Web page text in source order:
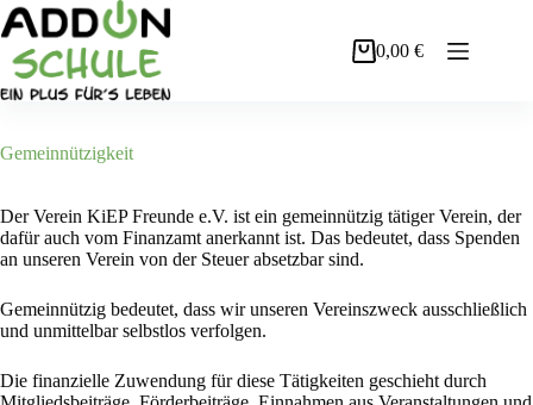
Zum
Inhalt
springen
Warenkorb
0,00€
Gemeinnützigkeit
Der Verein KiEP Freunde e.V. ist ein gemeinnützig tätiger Verein, der
dafür auch vom Finanzamt anerkannt ist. Das bedeutet, dass Spenden
an unseren Verein von der Steuer absetzbar sind.
Gemeinnützig bedeutet, dass wir unseren Vereinszweck ausschließlich
und unmittelbar selbstlos verfolgen.
Die finanzielle Zuwendung für diese Tätigkeiten geschieht durch